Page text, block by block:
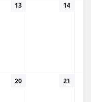
13 14
20 21